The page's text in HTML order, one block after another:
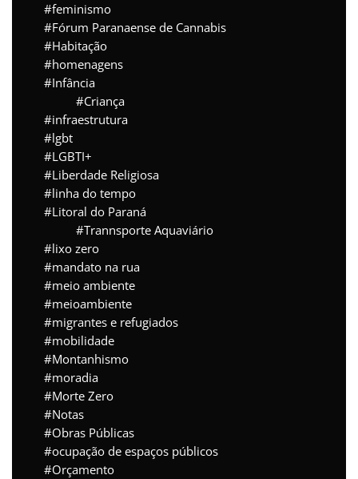
feminismo
Fórum Paranaense de Cannabis
Habitação
homenagens
Infância
Criança
infraestrutura
lgbt
LGBTI+
Liberdade Religiosa
linha do tempo
Litoral do Paraná
Trannsporte Aquaviário
lixo zero
mandato na rua
meio ambiente
meioambiente
migrantes e refugiados
mobilidade
Montanhismo
moradia
Morte Zero
Notas
Obras Públicas
ocupação de espaços públicos
Orçamento